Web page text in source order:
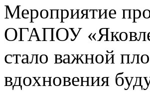
Мероприятие
ОГАПОУ
стало важной
вдохновения